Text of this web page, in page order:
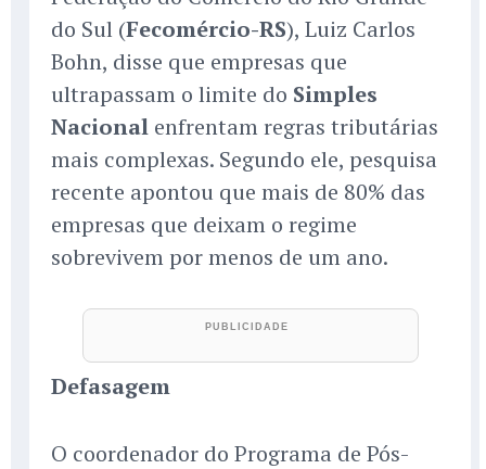
do Sul (Fecomércio-RS), Luiz Carlos
Bohn, disse que empresas que
ultrapassam o limite do Simples
Nacional enfrentam regras tributárias
mais complexas. Segundo ele, pesquisa
recente apontou que mais de 80% das
empresas que deixam o regime
sobrevivem por menos de um ano.
Defasagem
O coordenador do Programa de Pós-